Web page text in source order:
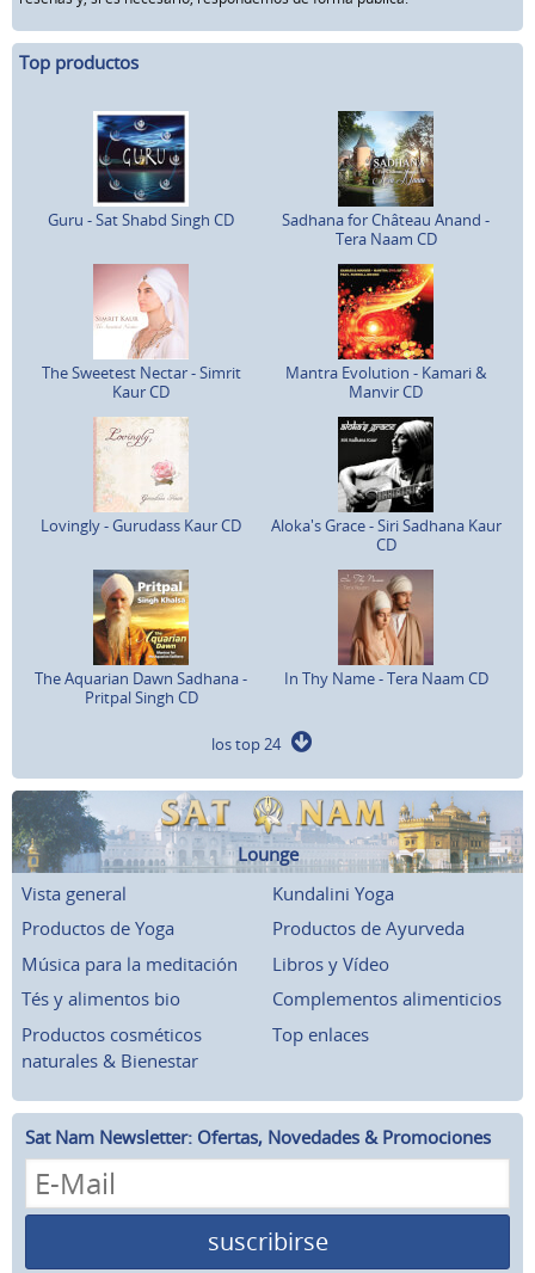
Top productos
Guru - Sat Shabd Singh CD
Sadhana for Château Anand -
Tera Naam CD
The Sweetest Nectar - Simrit
Kaur CD
Mantra Evolution - Kamari &
Manvir CD
Lovingly - Gurudass Kaur CD
Aloka's Grace - Siri Sadhana Kaur
CD
The Aquarian Dawn Sadhana -
Pritpal Singh CD
In Thy Name - Tera Naam CD
los top 24
Lounge
Vista general
Kundalini Yoga
Productos de Yoga
Productos de Ayurveda
Música para la meditación
Libros y Vídeo
Tés y alimentos bio
Complementos alimenticios
Productos cosméticos
naturales & Bienestar
Top enlaces
Sat Nam Newsletter: Ofertas, Novedades & Promociones
suscribirse